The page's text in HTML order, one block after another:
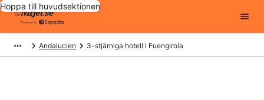
Hoppa till huvudsektionen
Andalucien 3-stjärniga hotell i Fuengirola